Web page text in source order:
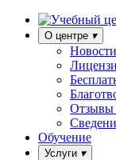
О центре
Новости
Отзывы
Обучение
Услуги